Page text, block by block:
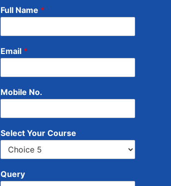
Full Name *
Email *
Mobile No.
Select Your Course
Query